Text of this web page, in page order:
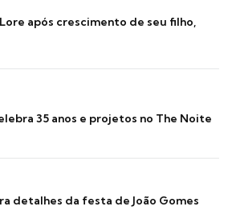
após crescimento de seu filho,
35 anos e projetos no The Noite
detalhes da festa de João Gomes